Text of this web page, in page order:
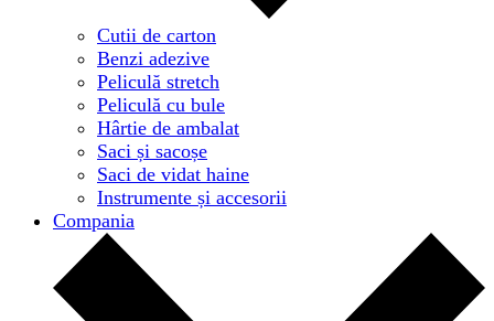
Cutii de carton
Benzi adezive
Peliculă stretch
Peliculă cu bule
Hârtie de ambalat
Saci și sacoșe
Saci de vidat haine
Instrumente și accesorii
Compania